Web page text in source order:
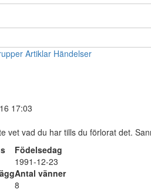
Artiklar Händelser
17:03
vad du har tills du förlorat det.
Födelsedag
1991-12-23
Antal vänner
8